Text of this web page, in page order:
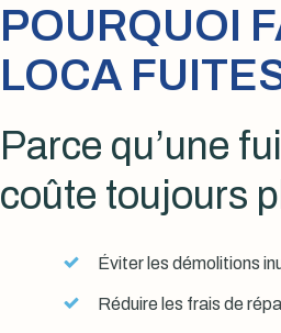
POURQUOI
LOCA
Parce qu’une
coûte toujours
Éviter les démolitions
Réduire les frais de